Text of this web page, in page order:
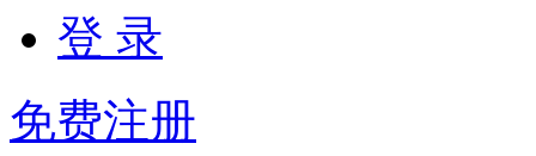
登 录
免费注册